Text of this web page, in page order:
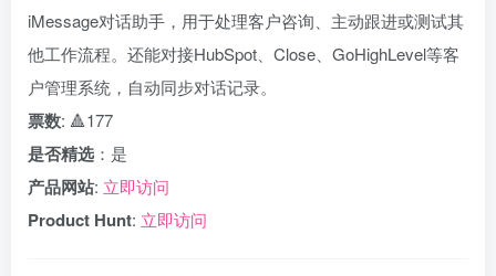
iMessage对话助手，用于处理客户咨询、主动跟进或测试其
他工作流程。还能对接HubSpot、Close、GoHighLevel等客
户管理系统，自动同步对话记录。
票数: 🔺177
是否精选 ：是
产品网站: 立即访问
Product Hunt: 立即访问